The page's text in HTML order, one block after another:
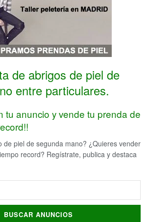
de abrigos de piel de
entre particulares.
tu anuncio y vende tu prenda de
de piel de segunda mano? ¿Quieres vender
record? Regístrate, publica y destaca